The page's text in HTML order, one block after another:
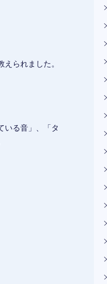
られました。
いる音」、「タ